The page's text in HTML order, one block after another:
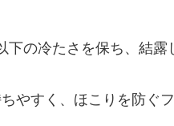
の冷たさを保ち、結露
やすく、ほこりを防ぐ